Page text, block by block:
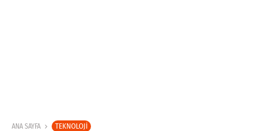
ANA SAYFA TEKNOLOJI